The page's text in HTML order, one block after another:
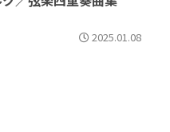
2025.01.08